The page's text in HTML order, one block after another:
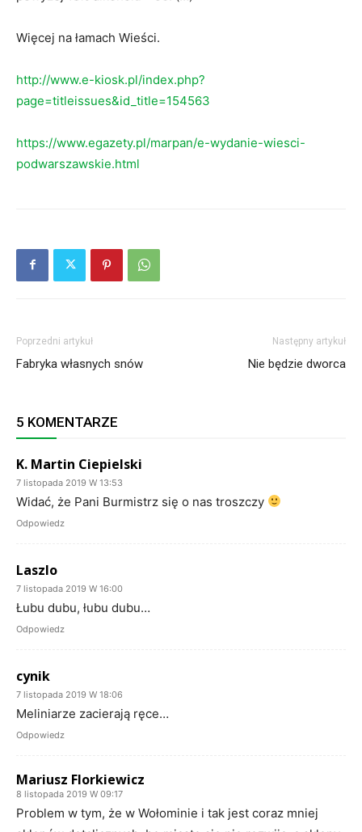
Więcej na łamach Wieści.
http://www.e-kiosk.pl/index.php?
page=titleissues&id_title=154563
https://www.egazety.pl/marpan/e-wydanie-wiesci-
podwarszawskie.html
Poprzedni artykuł
Fabryka własnych snów
Następny artykuł
Nie będzie dworca
5 KOMENTARZE
K. Martin Ciepielski
7 listopada 2019 W 13:53
Widać, że Pani Burmistrz się o nas troszczy
Odpowiedz
Laszlo
7 listopada 2019 W 16:00
Łubu dubu, łubu dubu…
Odpowiedz
cynik
7 listopada 2019 W 18:06
Meliniarze zacierają ręce…
Odpowiedz
Mariusz Florkiewicz
8 listopada 2019 W 09:17
Problem w tym, że w Wołominie i tak jest coraz mniej